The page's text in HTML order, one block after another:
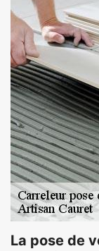
La pose de